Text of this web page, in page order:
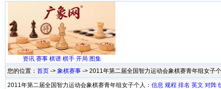
资讯 赛事 棋谱 棋手 开局 图集
您的位置： 首页 -> 象棋赛事 -> 2011年第二届全国智力运动会象棋赛青年组女子
2011年第二届全国智力运动会象棋赛青年组女子个人： 信息 规程 排名 英文 对阵